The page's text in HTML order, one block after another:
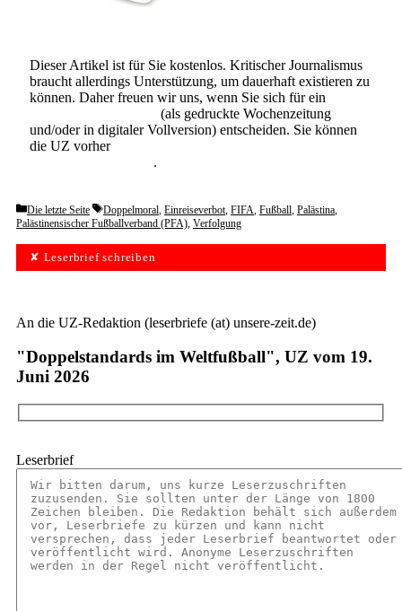
Dieser Artikel ist für Sie kostenlos. Kritischer Journalismus
braucht allerdings Unterstützung, um dauerhaft existieren zu
können. Daher freuen wir uns, wenn Sie sich für ein
(als gedruckte Wochenzeitung
und/oder in digitaler Vollversion) entscheiden. Sie können
die UZ vorher
.
Categories
Die letzte Seite Tags
Doppelmoral, Einreiseverbot, FIFA, Fußball, Palästina,
Palästinensischer Fußballverband (PFA), Verfolgung
✘ Leserbrief schreiben
An die UZ-Redaktion (leserbriefe (at) unsere-zeit.de)
"Doppelstandards im Weltfußball", UZ vom 19.
Juni 2026
Leserbrief